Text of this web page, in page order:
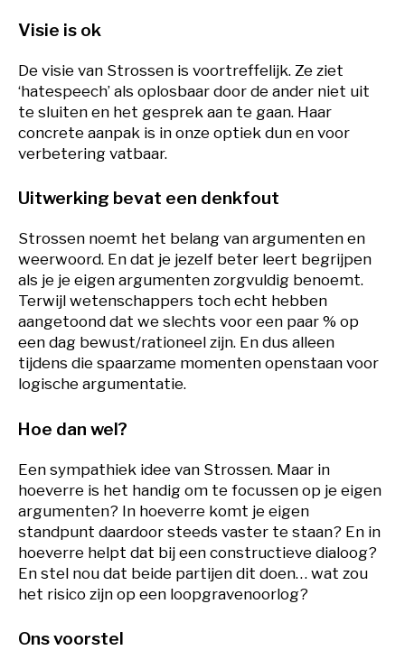
Visie is ok
De visie van Strossen is voortreffelijk. Ze ziet
‘hatespeech’ als oplosbaar door de ander niet uit
te sluiten en het gesprek aan te gaan. Haar
concrete aanpak is in onze optiek dun en voor
verbetering vatbaar.
Uitwerking bevat een denkfout
Strossen noemt het belang van argumenten en
weerwoord. En dat je jezelf beter leert begrijpen
als je je eigen argumenten zorgvuldig benoemt.
Terwijl wetenschappers toch echt hebben
aangetoond dat we slechts voor een paar % op
een dag bewust/rationeel zijn. En dus alleen
tijdens die spaarzame momenten openstaan voor
logische argumentatie.
Hoe dan wel?
Een sympathiek idee van Strossen. Maar in
hoeverre is het handig om te focussen op je eigen
argumenten? In hoeverre komt je eigen
standpunt daardoor steeds vaster te staan? En in
hoeverre helpt dat bij een constructieve dialoog?
En stel nou dat beide partijen dit doen… wat zou
het risico zijn op een loopgravenoorlog?
Ons voorstel